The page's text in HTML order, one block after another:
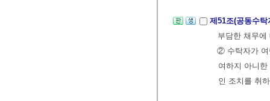
제51조(공동수
부담한 채무
② 수탁자가 여
여하지 아니
인 조치를 취